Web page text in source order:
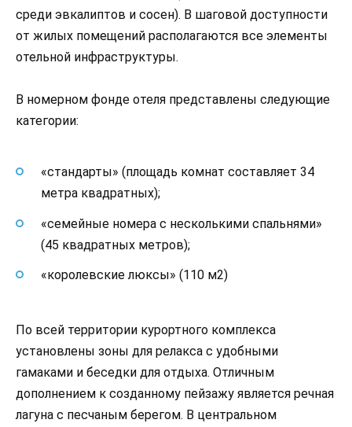
среди эвкалиптов и сосен). В шаговой доступности
от жилых помещений располагаются все элементы
отельной инфраструктуры.
В номерном фонде отеля представлены следующие
категории:
«стандарты» (площадь комнат составляет 34
метра квадратных);
«семейные номера с несколькими спальнями»
(45 квадратных метров);
«королевские люксы» (110 м2)
По всей территории курортного комплекса
установлены зоны для релакса с удобными
гамаками и беседки для отдыха. Отличным
дополнением к созданному пейзажу является речная
лагуна с песчаным берегом. В центральном